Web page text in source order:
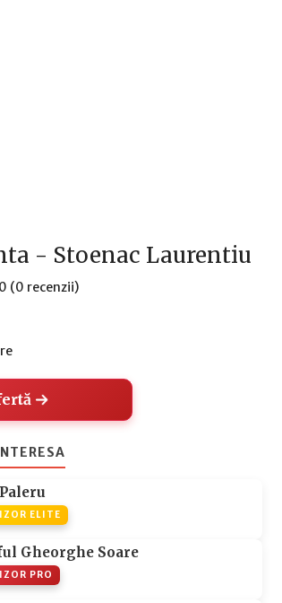
- Stoenac Laurentiu
0 (0 recenzii)
ELITE
Gheorghe Soare
PRO